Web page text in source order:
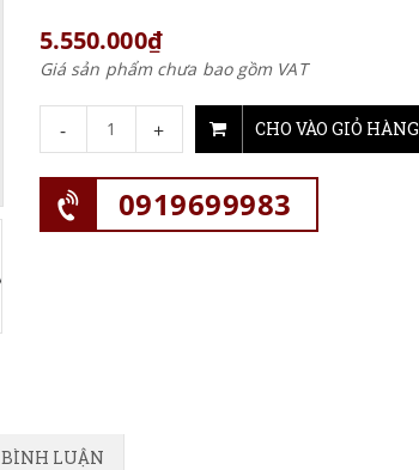
5.550.000₫
Giá sản phẩm chưa bao gồm VAT
- + CHO VÀO GIỎ HÀNG
0919699983
BÌNH LUẬN